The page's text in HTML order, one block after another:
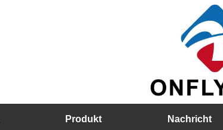
Produkt Nachricht